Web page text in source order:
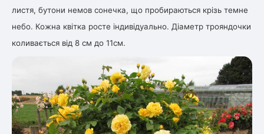
листя, бутони немов сонечка, що пробираються крізь темне
небо. Кожна квітка росте індивідуально. Діаметр трояндочки
коливається від 8 см до 11см.